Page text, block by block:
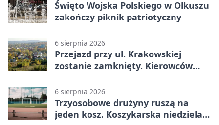
Święto Wojska Polskiego w Olkuszu
zakończy piknik patriotyczny
6 sierpnia 2026
Przejazd przy ul. Krakowskiej
zostanie zamknięty. Kierowców
6 sierpnia 2026
Trzyosobowe drużyny ruszą na
jeden kosz. Koszykarska niedziela